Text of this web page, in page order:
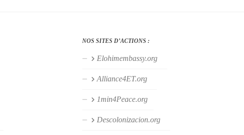
NOS SITES D’ACTIONS :
Elohimembassy.org
Alliance4ET.org
1min4Peace.org
Descolonizacion.org